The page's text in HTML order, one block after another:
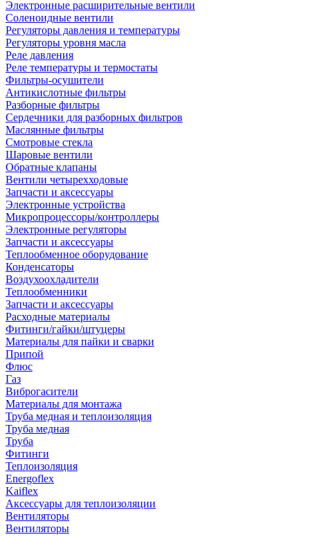
Электронные расширительные вентили
Соленоидные вентили
Регуляторы давления и температуры
Регуляторы уровня масла
Реле давления
Реле температуры и термостаты
Фильтры-осушители
Антикислотные фильтры
Разборные фильтры
Сердечники для разборных фильтров
Маслянные фильтры
Смотровые стекла
Шаровые вентили
Обратные клапаны
Вентили четырехходовые
Запчасти и аксессуары
Электронные устройства
Микропроцессоры/контроллеры
Электронные регуляторы
Запчасти и аксессуары
Теплообменное оборудование
Конденсаторы
Воздухоохладители
Теплообменники
Запчасти и аксессуары
Расходные материалы
Фитинги/гайки/штуцеры
Материалы для пайки и сварки
Припой
Флюс
Газ
Виброгасители
Материалы для монтажа
Труба медная и теплоизоляция
Труба медная
Труба
Фитинги
Теплоизоляция
Energoflex
Kaiflex
Аксессуары для теплоизоляции
Вентиляторы
Вентиляторы